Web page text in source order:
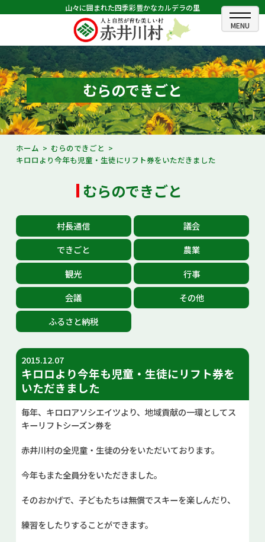
山々に囲まれた四季彩豊かなカルデラの里
ホーム
むらのできごと
むらのプロフィール
くらしの情報
村長室
観光・イベント情報
あかいがわ広報
お問い合せ
Select Language▼
むらのできごと
ホーム
むらのできごと
キロロより今年も児童・生徒にリフト券をいただきました
むらのできごと
村長通信
議会
できごと
農業
観光
行事
会議
その他
ふるさと納税
2015.12.07
キロロより今年も児童・生徒にリフト券を
いただきました
毎年、キロロアソシエイツより、地域貢献の一環としてス
キーリフトシーズン券を
赤井川村の全児童・生徒の分をいただいております。
今年もまた全員分をいただきました。
そのおかげで、子どもたちは無償でスキーを楽しんだり、
練習をしたりすることができます。